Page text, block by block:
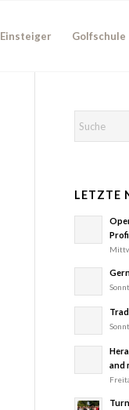
Einsteiger Golfschule
LETZTE
and